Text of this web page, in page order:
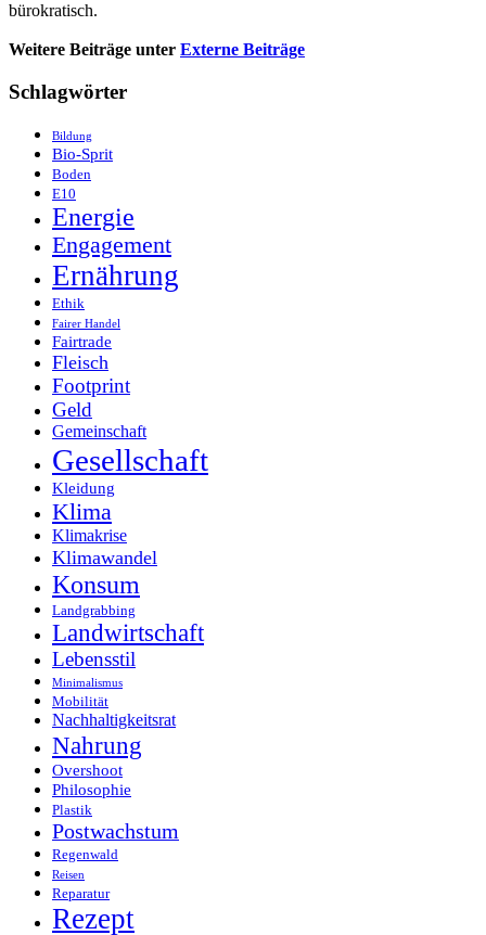
bürokratisch.
Weitere Beiträge unter Externe Beiträge
Schlagwörter
Bildung
Bio-Sprit
Boden
E10
Energie
Engagement
Ernährung
Ethik
Fairer Handel
Fairtrade
Fleisch
Footprint
Geld
Gemeinschaft
Gesellschaft
Kleidung
Klima
Klimakrise
Klimawandel
Konsum
Landgrabbing
Landwirtschaft
Lebensstil
Minimalismus
Mobilität
Nachhaltigkeitsrat
Nahrung
Overshoot
Philosophie
Plastik
Postwachstum
Regenwald
Reisen
Reparatur
Rezept